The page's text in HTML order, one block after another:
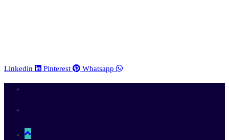
Linkedin Pinterest Whatsapp